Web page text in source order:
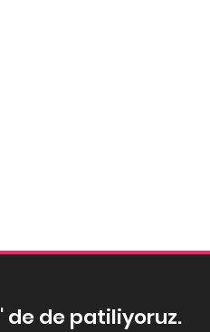
de de patiliyoruz.